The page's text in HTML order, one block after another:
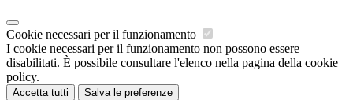
Cookie necessari per il funzionamento
I cookie necessari per il funzionamento non possono essere
disabilitati. È possibile consultare l'elenco nella pagina della cookie
policy.
Accetta tutti Salva le preferenze